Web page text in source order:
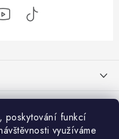
poskytování funkcí
využíváme